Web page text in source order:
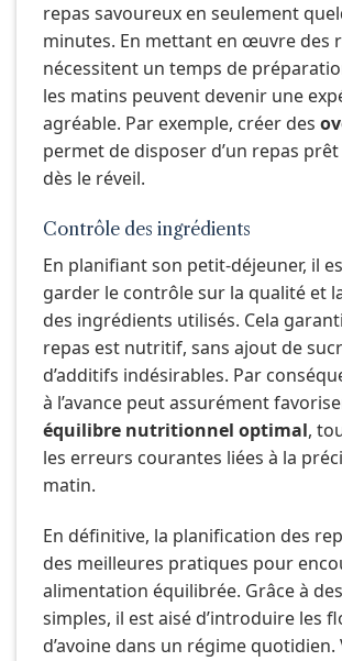
repas savoureux en seulement
minutes. En mettant en œuvre des
nécessitent un temps de
les matins peuvent devenir une
agréable. Par exemple, créer des
permet de disposer d’un repas
dès le réveil.
Contrôle des ingrédients
En planifiant son petit-déjeuner, il
garder le contrôle sur la qualité et
des ingrédients utilisés. Cela
repas est nutritif, sans ajout de
d’additifs indésirables. Par
à l’avance peut assurément
équilibre nutritionnel optimal,
les erreurs courantes liées à la
matin.
En définitive, la planification des
des meilleures pratiques pour
alimentation équilibrée. Grâce à
simples, il est aisé d’introduire les
d’avoine dans un régime quotidien.